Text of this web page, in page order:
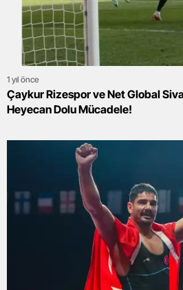
1 yıl önce
Çaykur Rizespor ve Net Global
Heyecan Dolu Mücadele!